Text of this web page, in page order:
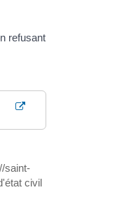
refusant
saint-
civil